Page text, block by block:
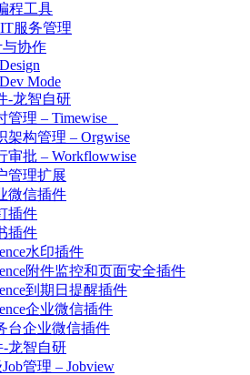
程工具
服务管理
与协作
Mode
-龙智自研
管理 – Timewise
架构管理 – Orgwise
审批 – Workflowwise
管理扩展
微信插件
插件
插件
水印插件
附件监控和页面安全插件
到期日提醒插件
企业微信插件
台企业微信插件
-龙智自研
管理 – Jobview